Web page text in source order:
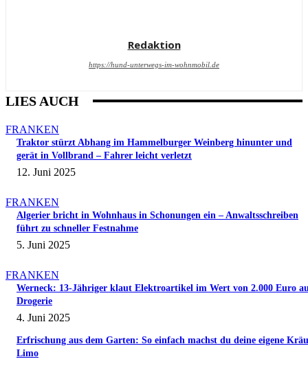
Redaktion
https://hund-unterwegs-im-wohnmobil.de
LIES AUCH
FRANKEN
Traktor stürzt Abhang im Hammelburger Weinberg hinunter und
gerät in Vollbrand – Fahrer leicht verletzt
12. Juni 2025
FRANKEN
Algerier bricht in Wohnhaus in Schonungen ein – Anwaltsschreiben
führt zu schneller Festnahme
5. Juni 2025
FRANKEN
Werneck: 13-Jähriger klaut Elektroartikel im Wert von 2.000 Euro
Drogerie
4. Juni 2025
Erfrischung aus dem Garten: So einfach machst du deine eigene
Limo